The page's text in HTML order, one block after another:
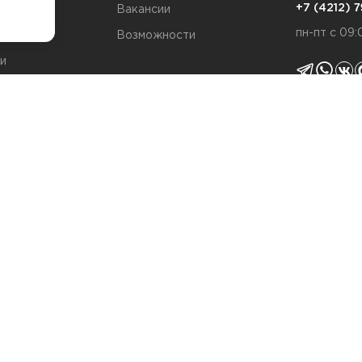
Вакансии
Возможности
+7 (4212)
пн-пт с